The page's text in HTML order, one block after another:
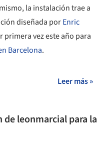
la instalación trae a
diseñada porEnric
vez este año para
Barcelona.
Leer más »
leonmarcial para la